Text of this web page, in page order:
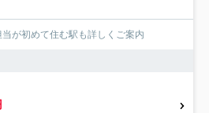
が初めて住む駅も詳しくご案内